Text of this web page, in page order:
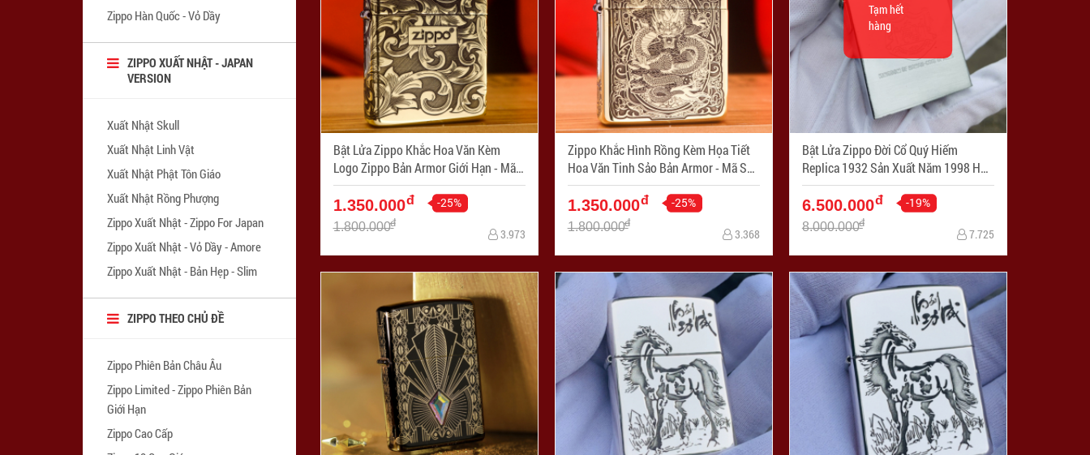
Bật Lửa Zippo Khắc Hoa Văn Kèm
Logo Zippo Bản Armor Giới Hạn - Mã
SP: ZPC3286-169
1.350.000đ -25%
1.800.000đ
3.973
Zippo Khắc Hình Rồng Kèm Họa Tiết
Hoa Văn Tinh Sảo Bản Armor - Mã SP:
ZPC3287-169
1.350.000đ -25%
1.800.000đ
3.368
Bật Lửa Zippo Đời Cổ Quý Hiếm
Replica 1932 Sản Xuất Năm 1998 Huy
Hiệu Vương Quốc Anh - Mã SP:
ZPC3288
Tạm hết
hàng
6.500.000đ -19%
8.000.000đ
7.725
Zippo Hàn Quốc - Vỏ Dầy
ZIPPO XUẤT NHẬT - JAPAN
VERSION
Xuất Nhật Skull
Xuất Nhật Linh Vật
Xuất Nhật Phật Tôn Giáo
Xuất Nhật Rồng Phượng
Zippo Xuất Nhật - Zippo For Japan
Zippo Xuất Nhật - Vỏ Dầy - Amore
Zippo Xuất Nhật - Bản Hẹp - Slim
ZIPPO THEO CHỦ ĐỀ
Zippo Phiên Bản Châu Âu
Zippo Limited - Zippo Phiên Bản
Giới Hạn
Zippo Cao Cấp